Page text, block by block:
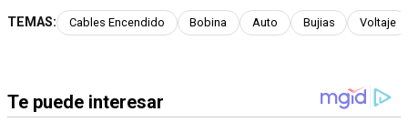
TEMAS: Cables Encendido Bobina Auto Bujias Voltaje